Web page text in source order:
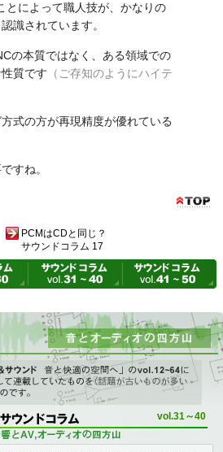
とによって職人技が、かなりの
識されています。
の本質ではなく、ある領域での
質です （ご存知のようにハイテ
式の方が再現精度が優れている
すね。
PCMはCDと同じ？
サウンドコラム 17
音響システムの関連コラムとして連載していた
vol.31～40